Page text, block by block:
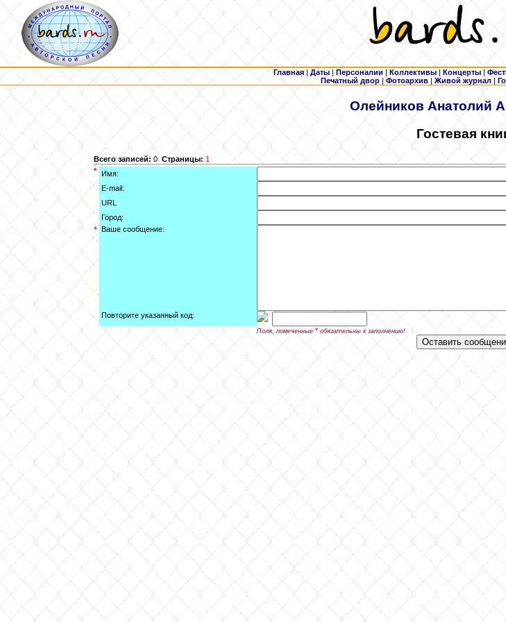
Главная | Даты | Персоналии | Коллективы | Концерты |
Печатный двор | Фотоархив | Живой журнал |
ОлейниковАнатолий
Гостевая
Всего записей: 0 Страницы: 1
*
Имя:
E-mail:
URL
Город:
* Ваше сообщение:
Повторите указанный код:
Поля, помеченные*обязательны к заполнению!